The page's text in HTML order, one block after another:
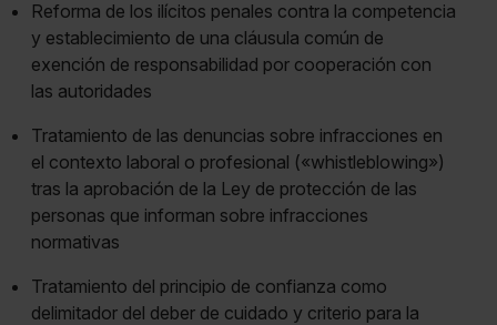
Reforma de los ilícitos penales contra la competencia
y establecimiento de una cláusula común de
exención de responsabilidad por cooperación con
las autoridades
Tratamiento de las denuncias sobre infracciones en
el contexto laboral o profesional («whistleblowing»)
tras la aprobación de la Ley de protección de las
personas que informan sobre infracciones
normativas
Tratamiento del principio de confianza como
delimitador del deber de cuidado y criterio para la